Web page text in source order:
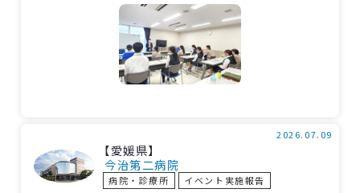
への姿勢についてお話しいただきました。先輩
職員が講師を務め、職種による働き方や経験の
違いを知る中で、受講者は「働くこと」の面白
さを実感した様子。仕事だけでなく人としても
研修後のアンケートで、疑問点があれば担当
職員から直接お返事をいただけるのも大変うれ
しいポイントです。
【愛媛県】
今治第二病院
病院・診療所 イベント実施報告
2026.07.09